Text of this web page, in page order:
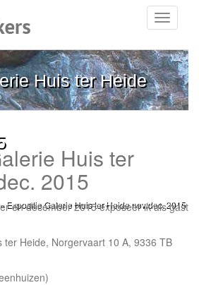
Toggle
Huis ter Heide
Expositie Galerie Huis ter Heide nov/dec. 2015
Huis ter
2015
en december 2015 exposeer ik als gast
ter Heide, Norgervaart 10 A, 9336 TB